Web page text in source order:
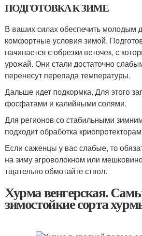
ПОДГОТОВКА К ЗИМЕ
В ваших силах обеспечить молодым
комфортные условия зимой.
начинается с обрезки веточек, с
урожай. Они стали достаточно
перенесут перепада температуры.
Дальше идет подкормка. Для этого
фосфатами и калийными солями.
Для регионов со стабильными
подходит обработка
Если саженцы у вас слабые, то
на зиму агроволокном или
тщательно обмотайте ствол.
Хурма венгерская.
зимостойкие сорта